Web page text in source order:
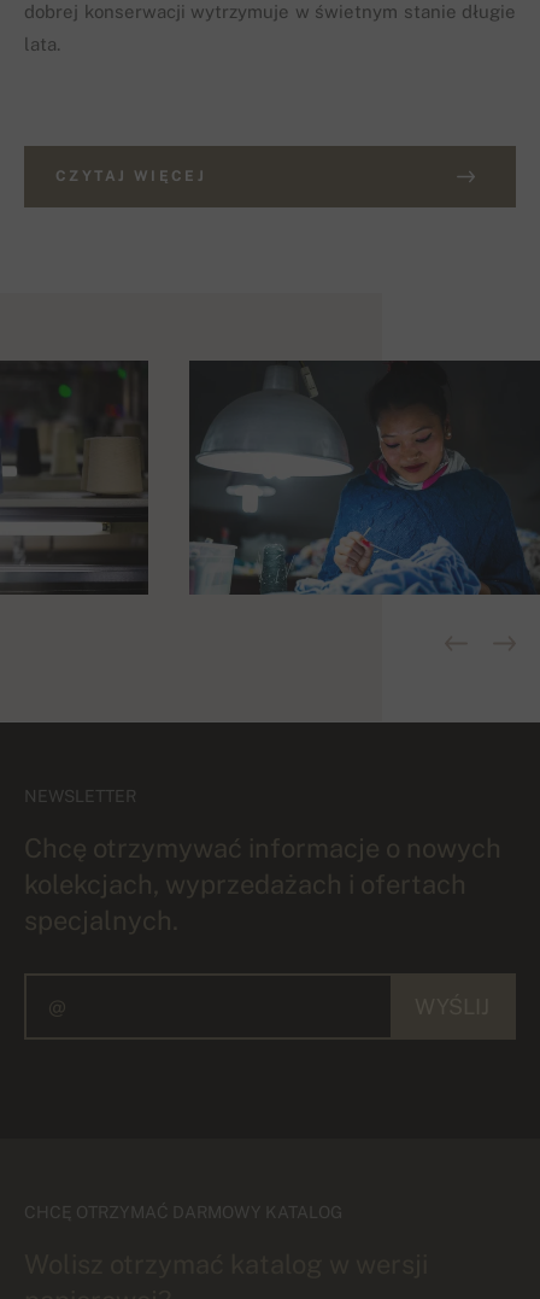
dobrej konserwacji wytrzymuje w świetnym stanie długie
lata.
CZYTAJ WIĘCEJ
NEWSLETTER
Chcę otrzymywać informacje o nowych
kolekcjach, wyprzedażach i ofertach
specjalnych.
CHCĘ OTRZYMAĆ DARMOWY KATALOG